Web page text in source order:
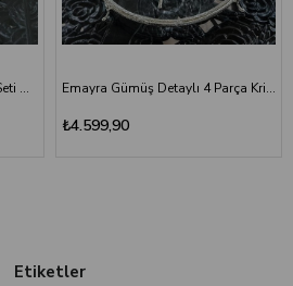
Emayra 4 Parça Cam Banyo Seti Altın Emayra Gümüş Detaylı 4 Parça Kristal Cam Banyo Seti
₺4.599,90
Etiketler